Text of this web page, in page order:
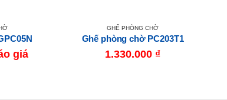
giá
GHẾ PHÒNG CHỜ
Ghế phòng chờ PC203T1
1.330.000 ₫